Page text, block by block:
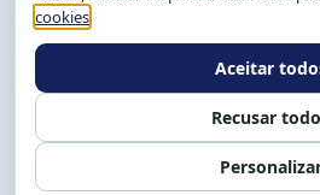
Tel.: (71) 2104-5457, Cel.: (71) 9
Expediente: 8h às 12h e
Siga nossas redes